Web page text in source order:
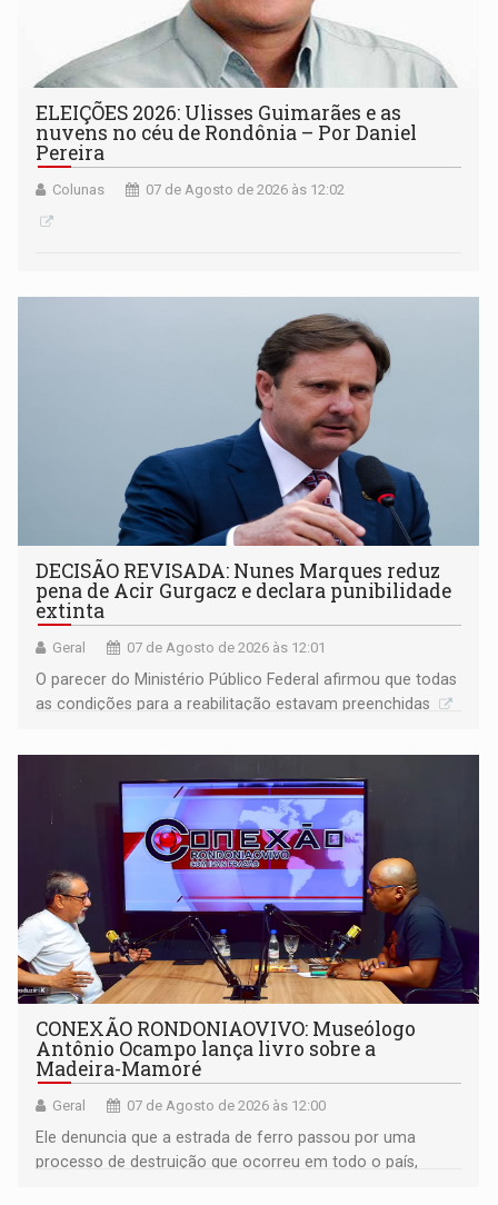
ELEIÇÕES 2026: Ulisses Guimarães e as
nuvens no céu de Rondônia – Por Daniel
Pereira
Colunas 07 de Agosto de 2026 às 12:02
DECISÃO REVISADA: Nunes Marques reduz
pena de Acir Gurgacz e declara punibilidade
extinta
Geral 07 de Agosto de 2026 às 12:01
O parecer do Ministério Público Federal afirmou que todas
as condições para a reabilitação estavam preenchidas
CONEXÃO RONDONIAOVIVO: Museólogo
Antônio Ocampo lança livro sobre a
Madeira-Mamoré
Geral 07 de Agosto de 2026 às 12:00
Ele denuncia que a estrada de ferro passou por uma
processo de destruição que ocorreu em todo o país,